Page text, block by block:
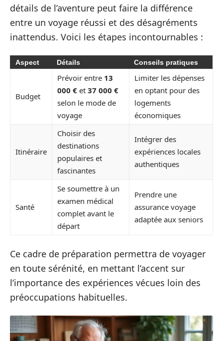
détails de l’aventure peut faire la différence
entre un voyage réussi et des désagréments
inattendus. Voici les étapes incontournables :
Aspect Détails Conseils pratiques
Budget
Prévoir entre 13
000 € et 37 000 €
selon le mode de
voyage
Limiter les dépenses
en optant pour des
logements
économiques
Itinéraire
Choisir des
destinations
populaires et
fascinantes
Intégrer des
expériences locales
authentiques
Santé
Se soumettre à un
examen médical
complet avant le
départ
Prendre une
assurance voyage
adaptée aux seniors
Ce cadre de préparation permettra de voyager
en toute sérénité, en mettant l’accent sur
l’importance des expériences vécues loin des
préoccupations habituelles.